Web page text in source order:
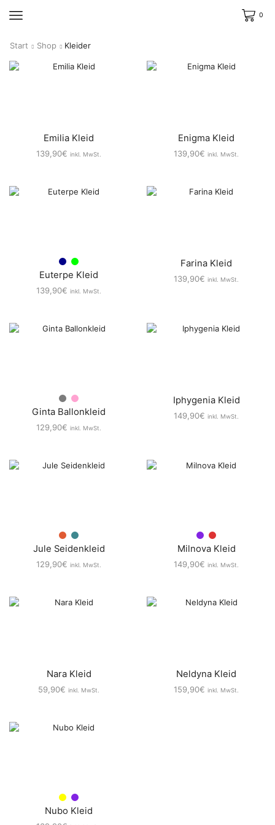
0
Start Shop Kleider
Emilia Kleid
139,90€ inkl. MwSt.
Enigma Kleid
139,90€ inkl. MwSt.
Euterpe Kleid
139,90€ inkl. MwSt.
Farina Kleid
139,90€ inkl. MwSt.
Ginta Ballonkleid
129,90€ inkl. MwSt.
Iphygenia Kleid
149,90€ inkl. MwSt.
Jule Seidenkleid
129,90€ inkl. MwSt.
Milnova Kleid
149,90€ inkl. MwSt.
Nara Kleid
59,90€ inkl. MwSt.
Neldyna Kleid
159,90€ inkl. MwSt.
Nubo Kleid